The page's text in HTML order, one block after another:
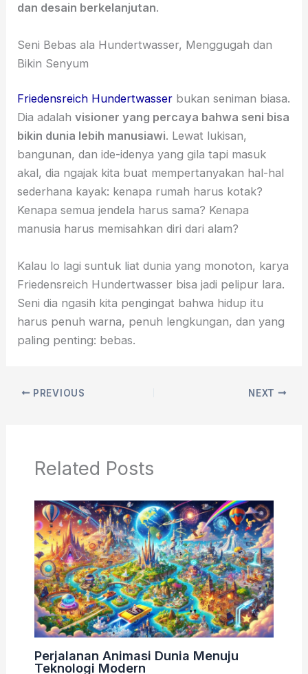
dan desain berkelanjutan.
Seni Bebas ala Hundertwasser, Menggugah dan
Bikin Senyum
Friedensreich Hundertwasser bukan seniman biasa.
Dia adalahvisioner yang percaya bahwa seni bisa
bikin dunia lebih manusiawi. Lewat lukisan,
bangunan, dan ide-idenya yang gila tapi masuk
akal, dia ngajak kita buat mempertanyakan hal-hal
sederhana kayak: kenapa rumah harus kotak?
Kenapa semua jendela harus sama? Kenapa
manusia harus memisahkan diri dari alam?
Kalau lo lagi suntuk liat dunia yang monoton, karya
Friedensreich Hundertwasser bisa jadi pelipur lara.
Seni dia ngasih kita pengingat bahwa hidup itu
harus penuh warna, penuh lengkungan, dan yang
paling penting: bebas.
PREVIOUS NEXT
Related Posts
Perjalanan Animasi Dunia Menuju
Teknologi Modern